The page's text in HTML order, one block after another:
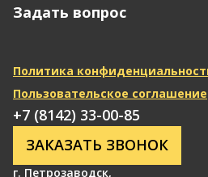
Задать вопрос
Политика
Пользовательское соглашение
г. Петрозаводск,
+7 (8142) 33-00-85
ЗАКАЗАТЬ ЗВОНОК